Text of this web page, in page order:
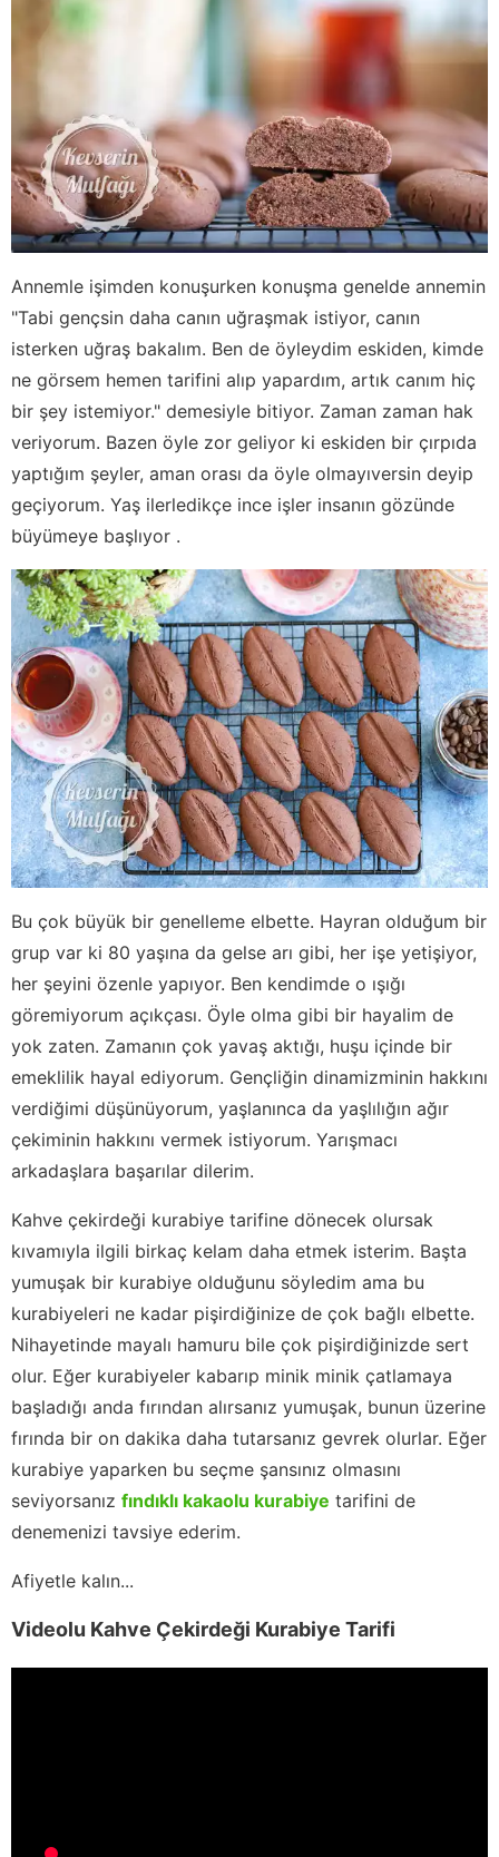
Annemle işimden konuşurken konuşma genelde annemin
"Tabi gençsin daha canın uğraşmak istiyor, canın
isterken uğraş bakalım. Ben de öyleydim eskiden, kimde
ne görsem hemen tarifini alıp yapardım, artık canım hiç
bir şey istemiyor." demesiyle bitiyor. Zaman zaman hak
veriyorum. Bazen öyle zor geliyor ki eskiden bir çırpıda
yaptığım şeyler, aman orası da öyle olmayıversin deyip
geçiyorum. Yaş ilerledikçe ince işler insanın gözünde
büyümeye başlıyor .
Bu çok büyük bir genelleme elbette. Hayran olduğum bir
grup var ki 80 yaşına da gelse arı gibi, her işe yetişiyor,
her şeyini özenle yapıyor. Ben kendimde o ışığı
göremiyorum açıkçası. Öyle olma gibi bir hayalim de
yok zaten. Zamanın çok yavaş aktığı, huşu içinde bir
emeklilik hayal ediyorum. Gençliğin dinamizminin hakkını
verdiğimi düşünüyorum, yaşlanınca da yaşlılığın ağır
çekiminin hakkını vermek istiyorum. Yarışmacı
arkadaşlara başarılar dilerim.
Kahve çekirdeği kurabiye tarifine dönecek olursak
kıvamıyla ilgili birkaç kelam daha etmek isterim. Başta
yumuşak bir kurabiye olduğunu söyledim ama bu
kurabiyeleri ne kadar pişirdiğinize de çok bağlı elbette.
Nihayetinde mayalı hamuru bile çok pişirdiğinizde sert
olur. Eğer kurabiyeler kabarıp minik minik çatlamaya
başladığı anda fırından alırsanız yumuşak, bunun üzerine
fırında bir on dakika daha tutarsanız gevrek olurlar. Eğer
kurabiye yaparken bu seçme şansınız olmasını
seviyorsanız fındıklı kakaolu kurabiye tarifini de
denemenizi tavsiye ederim.
Afiyetle kalın...
Videolu Kahve Çekirdeği Kurabiye Tarifi